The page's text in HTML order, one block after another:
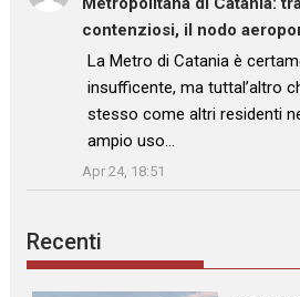
contenziosi, il nodo
: “La Metro di Catania è
insufficente, ma tuttal’altro
stesso come altri residenti
ampio uso…
”
Apr 24, 18:51
Recenti